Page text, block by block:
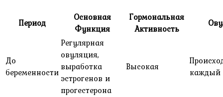
Период
Основная
Функция
Гормональная
Активность
До
беременности
Регулярная
овуляция,
выработка
эстрогенов и
прогестерона
Высокая
каждый